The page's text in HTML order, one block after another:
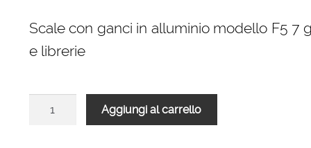
Scale con ganci in alluminio modello F5 7
e librerie
Aggiungi al carrello